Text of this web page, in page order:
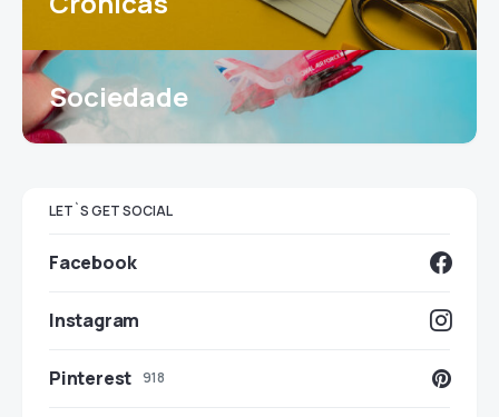
Sociedade
LET`S GET SOCIAL
Facebook
Instagram
Pinterest 918